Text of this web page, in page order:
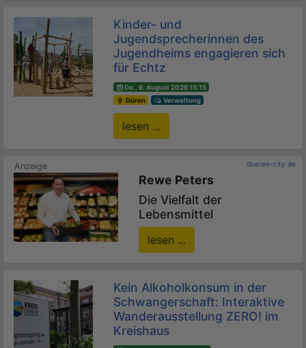
Kinder- und
Jugendsprecherinnen des
Jugendheims engagieren sich
für Echtz
Do., 6. August 2026 15:15
Düren
Verwaltung
lesen ...
dueren-city.de
Rewe Peters
Die Vielfalt der
Lebensmittel
lesen ...
Kein Alkoholkonsum in der
Schwangerschaft: Interaktive
Wanderausstellung ZERO! im
Kreishaus